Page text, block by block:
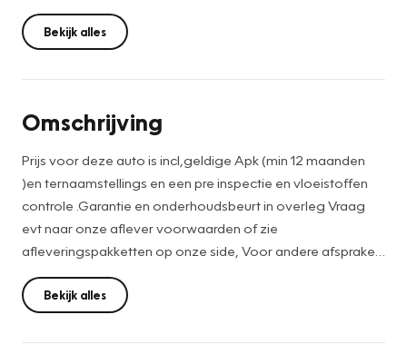
Bekijk alles
Omschrijving
Prijs voor deze auto is incl,geldige Apk (min 12 maanden
)en ternaamstellings en een pre inspectie en vloeistoffen
controle .Garantie en onderhoudsbeurt in overleg Vraag
evt naar onze aflever voorwaarden of zie
afleveringspakketten op onze side, Voor andere afspraken
met U als klant worden keurig op een verkoop
overeenkomst genoteerd. Evt druk en zet fouten in de
adverties of verkoop kaarten zijn we niet verantwoordelijk
Bekijk alles